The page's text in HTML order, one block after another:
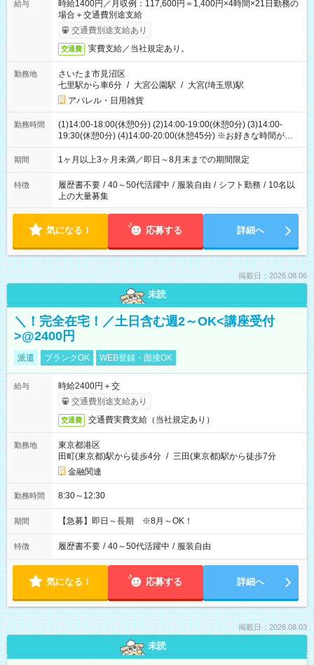
給与
時給1400円／月収例：117,600円＝1,400円×4時間×21日勤務の
場合＋交通費別途支給
交通費別途支給あり
交通費 実費支給／当社規定あり。
勤務地
さいたま市見沼区
七里駅から車6分 / 大宮公園駅 / 大宮(埼玉県)駅
アパレル・日用雑貨
勤務時間
(1)14:00-18:00(休憩0分) (2)14:00-19:00(休憩0分) (3)14:00-
19:30(休憩0分) (4)14:00-20:00(休憩45分) ※お好きな時間が選べ
ます
期間 1ヶ月以上3ヶ月未満／即日～8月末までの期間限定
特徴 履歴書不要 / 40～50代活躍中 / 服装自由 / シフト勤務 / 10名以
上の大量募集
気になる！ 応募する 詳細へ
掲載日：2026.08.06
未読
＼！完全在宅！／土日含む週2～OK<講座受付
>@2400円
派遣 ブランクOK WEB登録・面接OK
給与
時給2400円＋交
交通費別途支給あり
交通費 交通費実費支給（当社規定あり）
勤務地
東京都港区
田町(東京都)駅から徒歩4分 / 三田(東京都)駅から徒歩7分
金融関連
勤務時間 8:30～12:30
期間 【急募】即日～長期 ※8月～OK！
特徴 履歴書不要 / 40～50代活躍中 / 服装自由
気になる！ 応募する 詳細へ
掲載日：2026.08.03
未読